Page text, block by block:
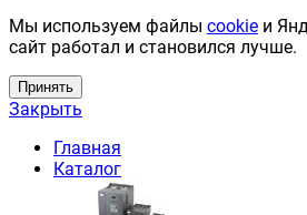
Мы используем файлы cookie и
сайт работал и становился лучше.
Принять
Закрыть
Главная
Каталог